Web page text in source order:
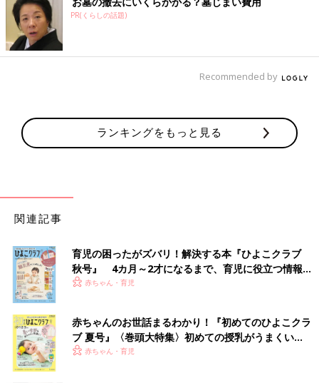
PR(くらしの話題)
Recommended by
ランキングをもっと見る
関連記事
育児の困ったがズバリ！解決する本『ひよこクラブ
秋号』 4カ月～2才になるまで、育児に役立つ情報が
いっぱい！
赤ちゃん・育児
赤ちゃんのお世話まるわかり！『初めてのひよこクラ
ブ 夏号』〈巻頭大特集〉初めての授乳がうまくい
く！ おっぱい・ミルクの基本と夏のトラブル 解決テ
赤ちゃん・育児